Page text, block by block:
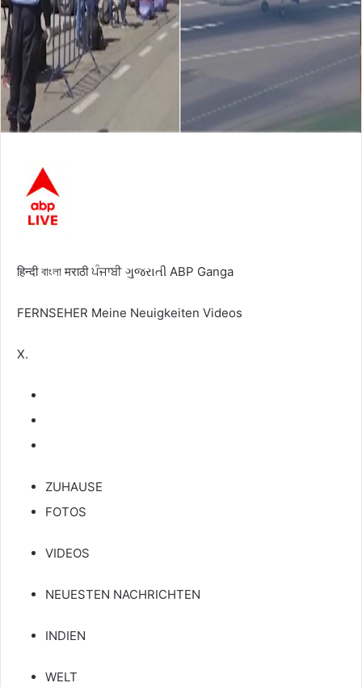
हिन्दीবাংলাमराठीਪੰਜਾਬੀ ગુજરાતી ABP Ganga
FERNSEHER Meine Neuigkeiten Videos
X.
ZUHAUSE
FOTOS
VIDEOS
NEUESTEN NACHRICHTEN
INDIEN
WELT